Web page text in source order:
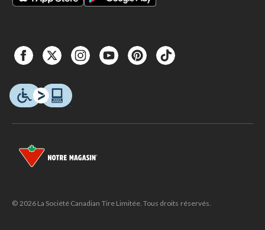
© 2026 La Société Canadian Tire Limitée. Tous droits réservés.